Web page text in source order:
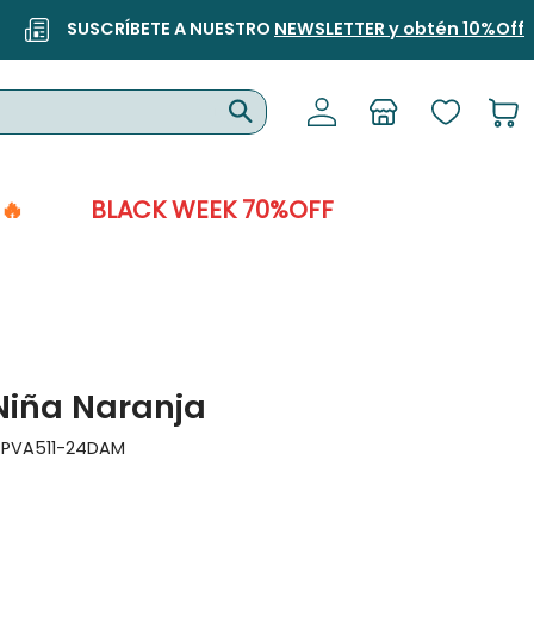
SUSCRÍBETE A NUESTRO NEWSLETTER y obtén 10%Off
BLACK WEEK 70%OFF
Naranja
PVA511-24DAM